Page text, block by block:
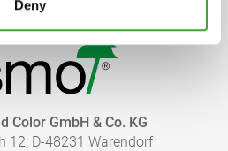
Deny
Color GmbH & Co. KG
12, D-48231 Warendorf